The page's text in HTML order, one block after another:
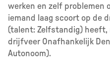
werken en zelf problemen
iemand laag scoort op de
(talent: Zelfstandig) heeft,
drijfveer Onafhankelijk
Autonoom).